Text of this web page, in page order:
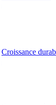
Croissance